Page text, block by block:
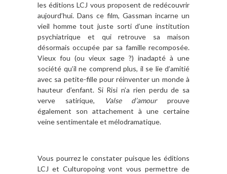
les éditions LCJ vous proposent de redécouvrir
aujourd’hui. Dans ce film, Gassman incarne un
vieil homme tout juste sorti d’une institution
psychiatrique et qui retrouve sa maison
désormais occupée par sa famille recomposée.
Vieux fou (ou vieux sage ?) inadapté à une
société qu’il ne comprend plus, il se lie d’amitié
avec sa petite-fille pour réinventer un monde à
hauteur d’enfant. Si Risi n’a rien perdu de sa
verve satirique,
Valse d’amourprouve
également son attachement à une certaine
veine sentimentale et mélodramatique.
Vous pourrez le constater puisque les éditions
LCJ et Culturopoing vont vous permettre de